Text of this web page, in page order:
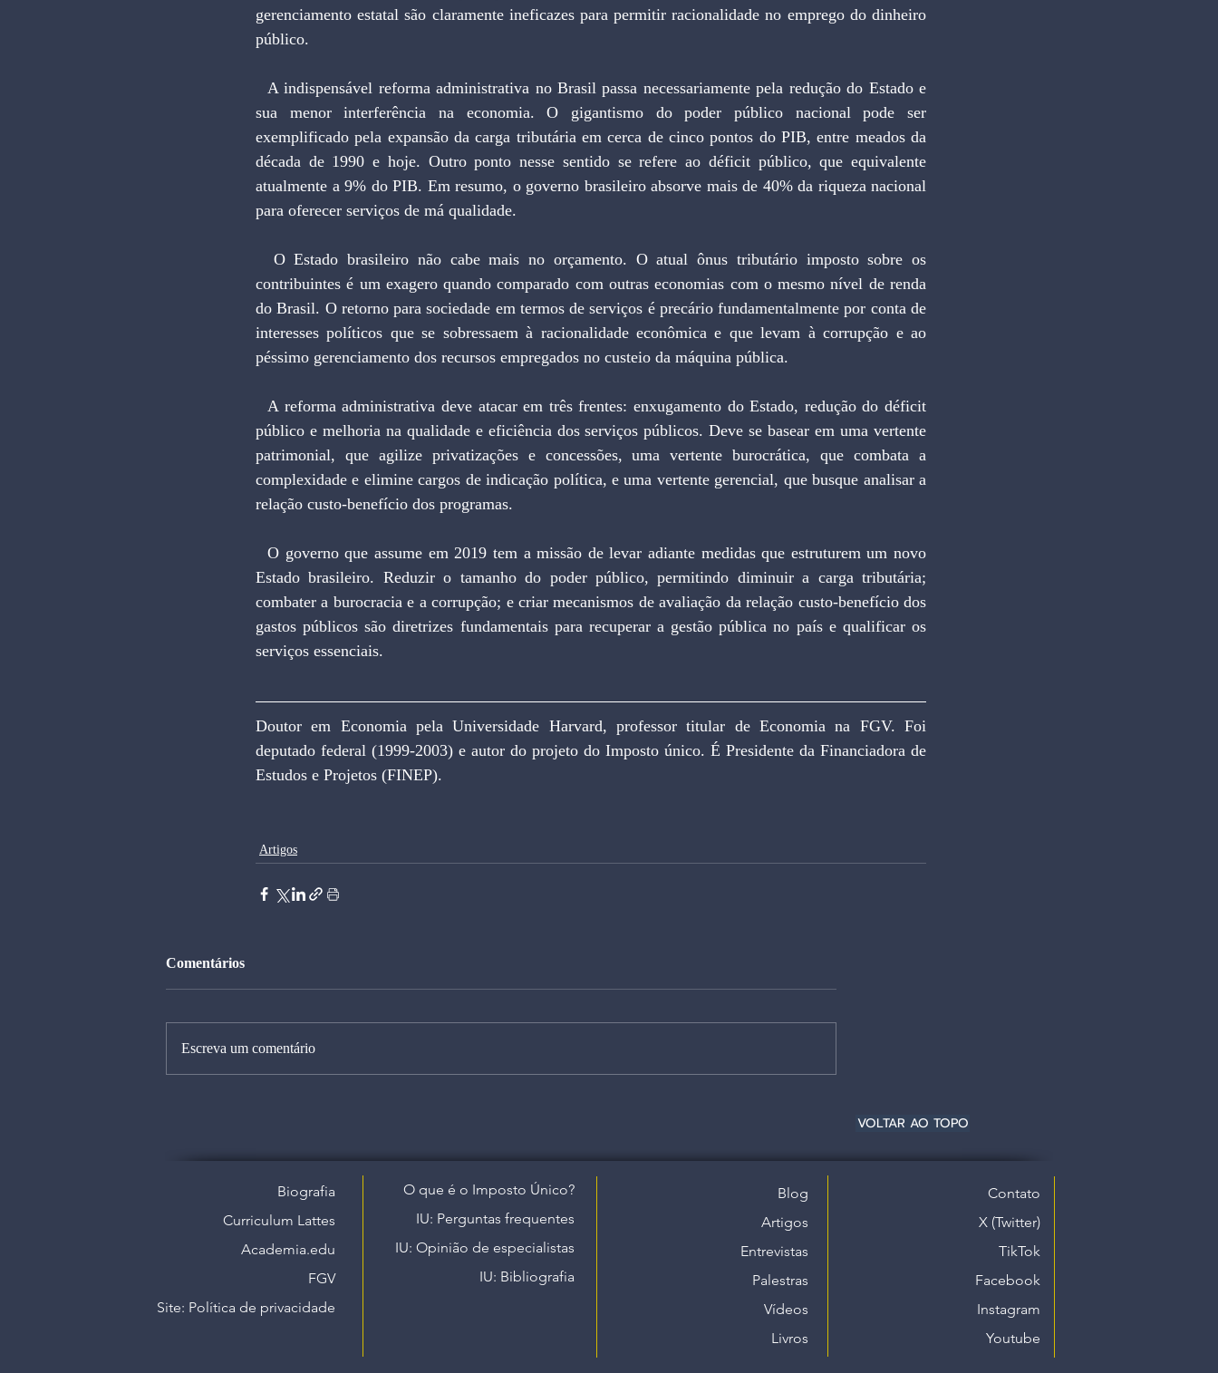
gerenciamento estatal são claramente ineficazes para permitir racionalidade no emprego do dinheiro
público.
sua menor interferência na economia. O gigantismo do poder público nacional pode ser
exemplificado pela expansão da carga tributária em cerca de cinco pontos do PIB, entre meados da
década de 1990 e hoje. Outro ponto nesse sentido se refere ao déficit público, que equivalente
atualmente a 9% do PIB. Em resumo, o governo brasileiro absorve mais de 40% da riqueza nacional
para oferecer serviços de má qualidade.
contribuintes é um exagero quando comparado com outras economias com o mesmo nível de renda
do Brasil. O retorno para sociedade em termos de serviços é precário fundamentalmente por conta de
interesses políticos que se sobressaem à racionalidade econômica e que levam à corrupção e ao
péssimo gerenciamento dos recursos empregados no custeio da máquina pública.
  A reforma administrativa deve atacar em três frentes: enxugamento do Estado, redução do déficit
público e melhoria na qualidade e eficiência dos serviços públicos. Deve se basear em uma vertente
patrimonial, que agilize privatizações e concessões, uma vertente burocrática, que combata a
complexidade e elimine cargos de indicação política, e uma vertente gerencial, que busque analisar a
relação custo-benefício dos programas.
  O governo que assume em 2019 tem a missão de levar adiante medidas que estruturem um novo
Estado brasileiro. Reduzir o tamanho do poder público, permitindo diminuir a carga tributária;
combater a burocracia e a corrupção; e criar mecanismos de avaliação da relação custo-benefício dos
gastos públicos são diretrizes fundamentais para recuperar a gestão pública no país e qualificar os
serviços essenciais.
Doutor em Economia pela Universidade Harvard, professor titular de Economia na FGV. Foi
deputado federal (1999-2003) e autor do projeto do Imposto único. É Presidente da Financiadora de
Estudos e Projetos (FINEP).
Artigos
Comentários
Escreva um comentário
VOLTAR AO TOPO
Biografia
Curriculum Lattes
Academia.edu
FGV
Site: Política de privacidade​
O que é o Imposto Único?
IU: Perguntas frequentes
IU: Opinião de especialistas
IU: Bibliografia
Blog
Artigos
Entrevistas
Palestras
Vídeos
Livros
Contato
X (Twitter)
TikTok
Facebook
Instagram
Youtube